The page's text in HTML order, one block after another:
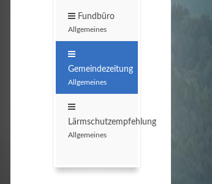
Fundbüro
Allgemeines
Gemeindezeitung
Allgemeines
Lärmschutzempfehlung
Allgemeines